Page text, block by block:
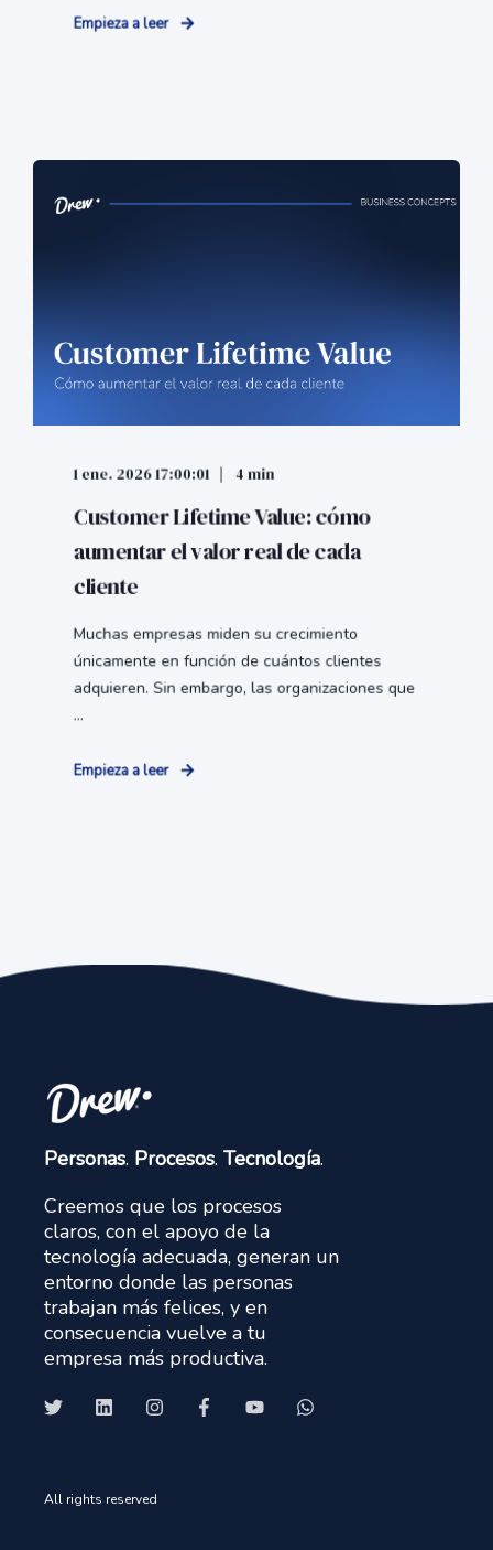
Empieza a leer
1 ene. 2026 17:00:01 4 min
Customer Lifetime Value: cómo
aumentar el valor real de cada
cliente
Muchas empresas miden su crecimiento
únicamente en función de cuántos clientes
adquieren. Sin embargo, las organizaciones que
...
Empieza a leer
Personas. Procesos. Tecnología.
Creemos que los procesos
claros, con el apoyo de la
tecnología adecuada, generan un
entorno donde las personas
trabajan más felices, y en
consecuencia vuelve a tu
empresa más productiva.
All rights reserved